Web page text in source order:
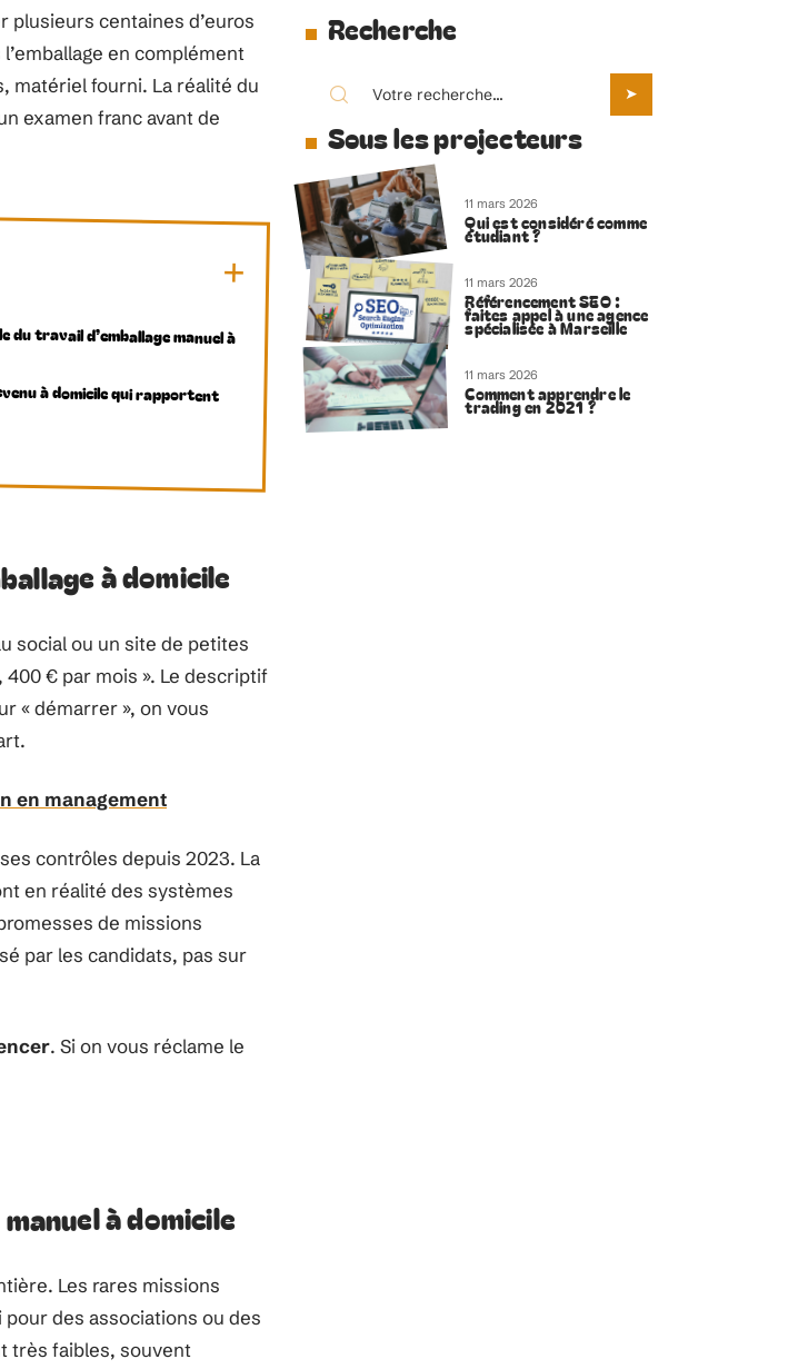
centaines d’euros
en complément
matériel fourni. La réalité du
examen franc avant de
du travail d’emballage manuel à
à domicile qui rapportent
à domicile
social ou un site de petites
€ par mois ». Le descriptif
« démarrer », on vous
en management
contrôles depuis 2023. La
en réalité des systèmes
de missions
par les candidats, pas sur
. Si on vous réclame le
à domicile
Les rares missions
pour des associations ou des
très faibles, souvent
Recherche
Sous les projecteurs
11 mars 2026
Qui est considéré comme
étudiant ?
11 mars 2026
Référencement SEO :
faites appel à une agence
spécialisée à Marseille
11 mars 2026
Comment apprendre le
trading en 2021 ?